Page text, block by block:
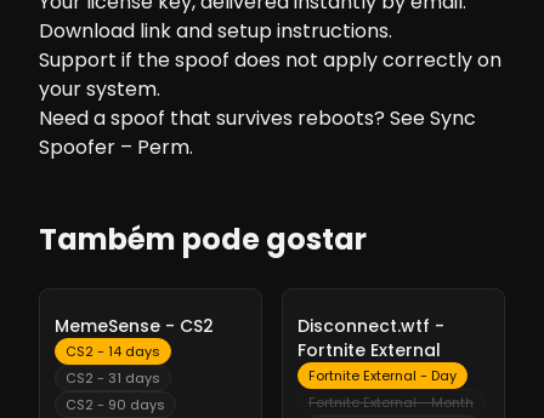
Download link and setup instructions.
Support if the spoof does not apply correctly on
your system.
Need a spoof that survives reboots? SeeSync
Spoofer – Perm.
Também pode gostar
MemeSense - CS2
CS2 - 14 days
CS2 - 31 days
CS2 - 90 days
-
Disconnect.wtf -
Fortnite External
Fortnite External - Day
Fortnite External - Month